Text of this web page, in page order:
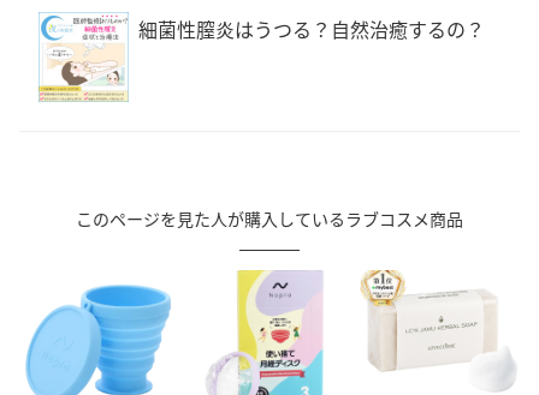
細菌性膣炎はうつる？自然治癒するの？
このページを見た人が購入しているラブコスメ商品